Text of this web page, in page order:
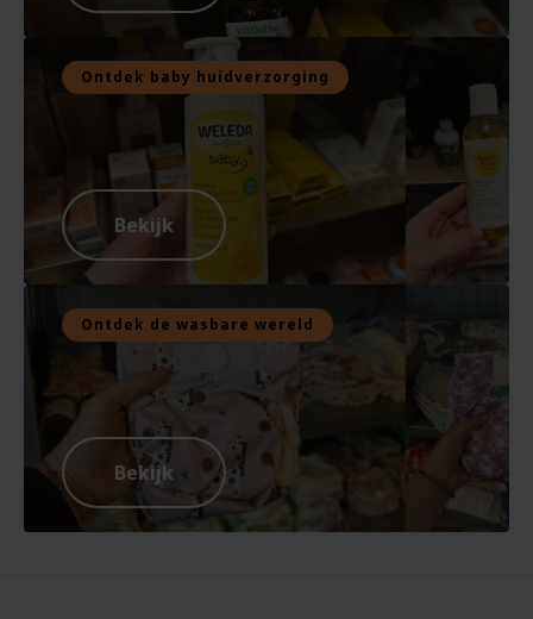
Ontdek baby huidverzorging
Bekijk
Ontdek de wasbare wereld
Bekijk